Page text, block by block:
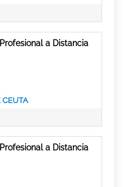
a Distancia
CEUTA
a Distancia